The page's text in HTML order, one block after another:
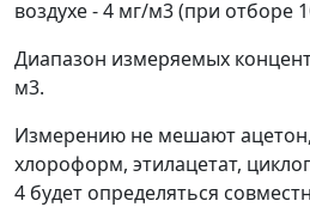
воздухе - 4 мг/м3(при отборе
Диапазон измеряемых
м3.
Измерению не мешают
хлороформ, этилацетат,
4 будет определяться